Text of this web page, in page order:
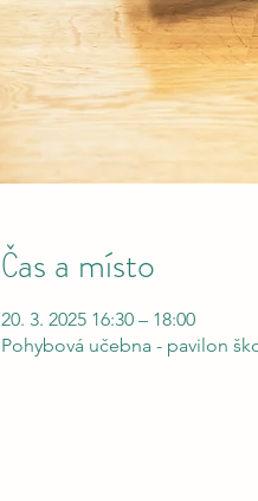
Čas a místo
20. 3. 2025 16:30 – 18:00
Pohybová učebna - pavilon